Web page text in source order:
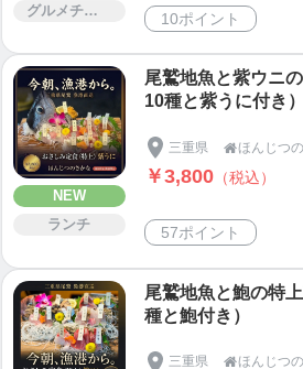
グルメチケット
10ポイント
NEW
ランチ
尾鷲地魚と紫ウニ
10種と紫うに付き）
三重県 ほんじつ
￥3,800 （税込）
57ポイント
尾鷲地魚と鮑の特
種と鮑付き）
三重県 ほんじつ